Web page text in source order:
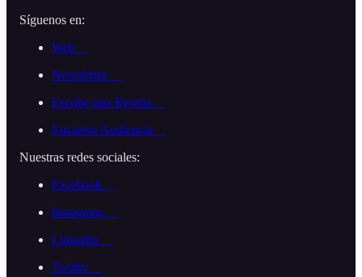
Síguenos en:
Web
Newsletter.
Escribe una Reseña
Encuesta Audiencia
Nuestras redes sociales:
Facebook
Instagram.
Linkedin.
Twitter